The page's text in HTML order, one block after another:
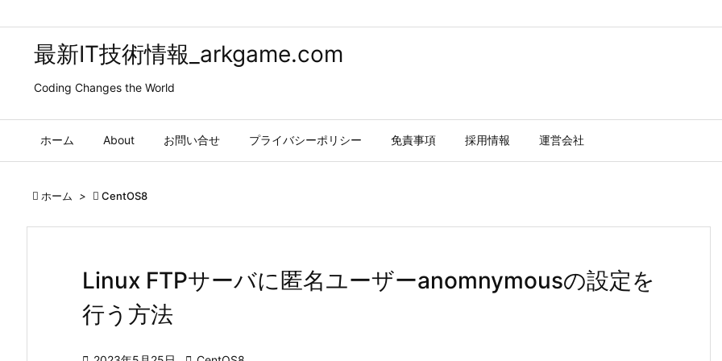
最新IT技術情報_arkgame.com
Coding Changes the World
ホーム About お問い合せ プライバシーポリシー 免責事項 採用情報 運営会社
 ホーム >  CentOS8
Linux FTPサーバに匿名ユーザーanomnymousの設定を
行う方法